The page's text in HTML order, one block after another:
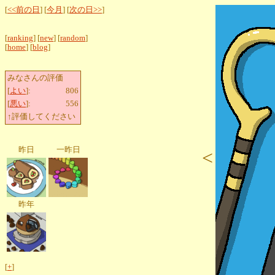
[<<前の日 ] [今月 ] [次の日>>]
[ranking] [new] [random]
[home] [blog]
みなさんの評価
[よい]:
806
[悪い]:
556
↑評価してください
昨日 一昨日
昨年
[+]
<